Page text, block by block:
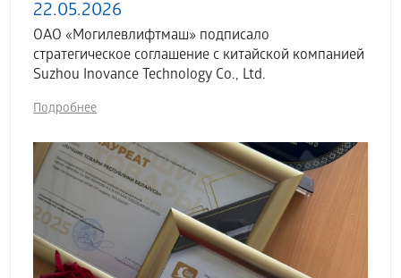
22.05.2026
ОАО «Могилевлифтмаш» подписало
стратегическое соглашение с китайской компанией
Suzhou Inovance Technology Co., Ltd.
Подробнее